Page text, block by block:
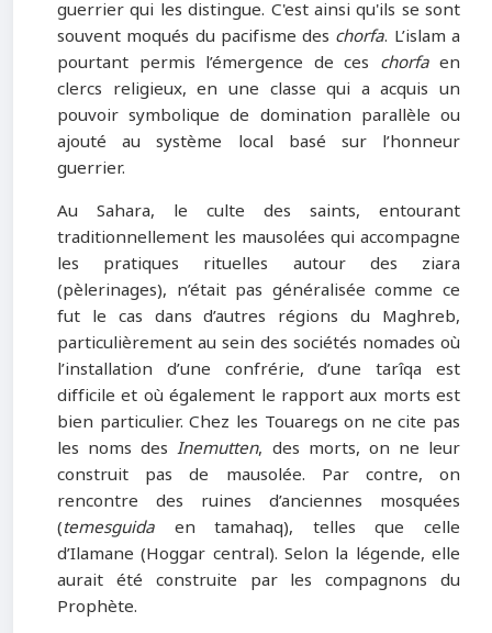
guerrier qui les distingue. C'est ainsi qu'ils se sont
souvent moqués du pacifisme des chorfa. L’islam a
pourtant permis l’émergence de ces chorfa en
clercs religieux, en une classe qui a acquis un
pouvoir symbolique de domination parallèle ou
ajouté au système local basé sur l’honneur
guerrier.
Au Sahara, le culte des saints, entourant
traditionnellement les mausolées qui accompagne
les pratiques rituelles autour des ziara
(pèlerinages), n’était pas généralisée comme ce
fut le cas dans d’autres régions du Maghreb,
particulièrement au sein des sociétés nomades où
l’installation d’une confrérie, d’une tarîqa est
difficile et où également le rapport aux morts est
bien particulier. Chez les Touaregs on ne cite pas
les noms desInemutten, des morts, on ne leur
construit pas de mausolée. Par contre, on
rencontre des ruines d’anciennes mosquées
(temesguida en tamahaq), telles que celle
d’Ilamane (Hoggar central). Selon la légende, elle
aurait été construite par les compagnons du
Prophète.